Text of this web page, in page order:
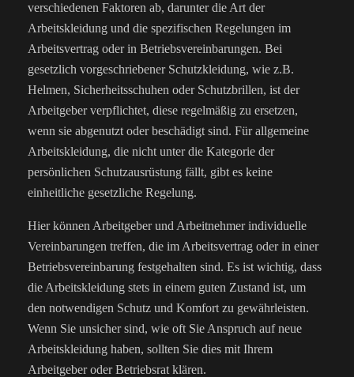
verschiedenen Faktoren ab, darunter die Art der
Arbeitskleidung und die spezifischen Regelungen im
Arbeitsvertrag oder in Betriebsvereinbarungen. Bei
gesetzlich vorgeschriebener Schutzkleidung, wie z.B.
Helmen, Sicherheitsschuhen oder Schutzbrillen, ist der
Arbeitgeber verpflichtet, diese regelmäßig zu ersetzen,
wenn sie abgenutzt oder beschädigt sind. Für allgemeine
Arbeitskleidung, die nicht unter die Kategorie der
persönlichen Schutzausrüstung fällt, gibt es keine
einheitliche gesetzliche Regelung.
Hier können Arbeitgeber und Arbeitnehmer individuelle
Vereinbarungen treffen, die im Arbeitsvertrag oder in einer
Betriebsvereinbarung festgehalten sind. Es ist wichtig, dass
die Arbeitskleidung stets in einem guten Zustand ist, um
den notwendigen Schutz und Komfort zu gewährleisten.
Wenn Sie unsicher sind, wie oft Sie Anspruch auf neue
Arbeitskleidung haben, sollten Sie dies mit Ihrem
Arbeitgeber oder Betriebsrat klären.